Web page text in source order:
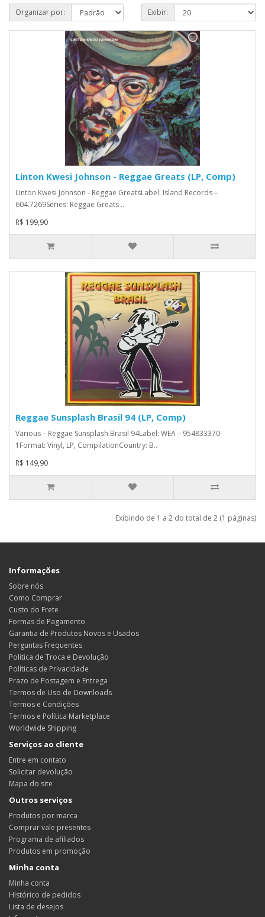
Organizar por: Exibir:
Linton Kwesi Johnson - Reggae Greats (LP, Comp)
Linton Kwesi Johnson - Reggae GreatsLabel: Island Records –
604.7269Series: Reggae Greats ..
R$ 199,90
Reggae Sunsplash Brasil 94 (LP, Comp)
Various – Reggae Sunsplash Brasil 94Label: WEA – 954833370-
1Format: Vinyl, LP, CompilationCountry: B..
R$ 149,90
Exibindo de 1 a 2 do total de 2 (1 páginas)
Informações
Sobre nós
Como Comprar
Custo do Frete
Formas de Pagamento
Garantia de Produtos Novos e Usados
Perguntas Frequentes
Politica de Troca e Devolução
Políticas de Privacidade
Prazo de Postagem e Entrega
Termos de Uso de Downloads
Termos e Condições
Termos e Política Marketplace
Worldwide Shipping
Serviços ao cliente
Entre em contato
Solicitar devolução
Mapa do site
Outros serviços
Produtos por marca
Comprar vale presentes
Programa de afiliados
Produtos em promoção
Minha conta
Minha conta
Histórico de pedidos
Lista de desejos